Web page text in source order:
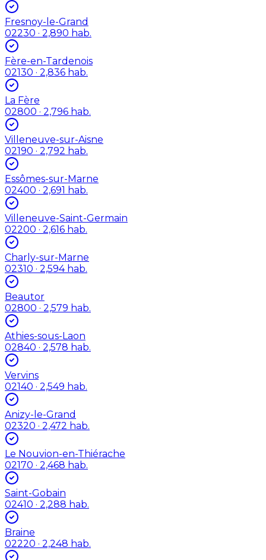
Fresnoy-le-Grand
02230 · 2,890 hab.
Fère-en-Tardenois
02130 · 2,836 hab.
La Fère
02800 · 2,796 hab.
Villeneuve-sur-Aisne
02190 · 2,792 hab.
Essômes-sur-Marne
02400 · 2,691 hab.
Villeneuve-Saint-Germain
02200 · 2,616 hab.
Charly-sur-Marne
02310 · 2,594 hab.
Beautor
02800 · 2,579 hab.
Athies-sous-Laon
02840 · 2,578 hab.
Vervins
02140 · 2,549 hab.
Anizy-le-Grand
02320 · 2,472 hab.
Le Nouvion-en-Thiérache
02170 · 2,468 hab.
Saint-Gobain
02410 · 2,288 hab.
Braine
02220 · 2,248 hab.